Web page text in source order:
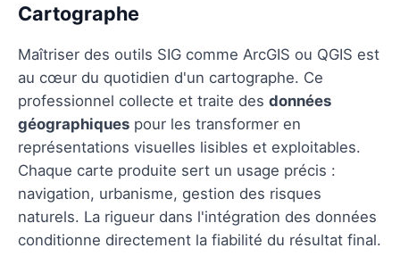
Cartographe
Maîtriser des outils SIG comme ArcGIS ou QGIS est
au cœur du quotidien d'un cartographe. Ce
professionnel collecte et traite des données
géographiques pour les transformer en
représentations visuelles lisibles et exploitables.
Chaque carte produite sert un usage précis :
navigation, urbanisme, gestion des risques
naturels. La rigueur dans l'intégration des données
conditionne directement la fiabilité du résultat final.